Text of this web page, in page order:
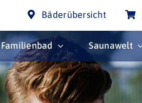
Bäderübersicht
Familienbad Saunawelt